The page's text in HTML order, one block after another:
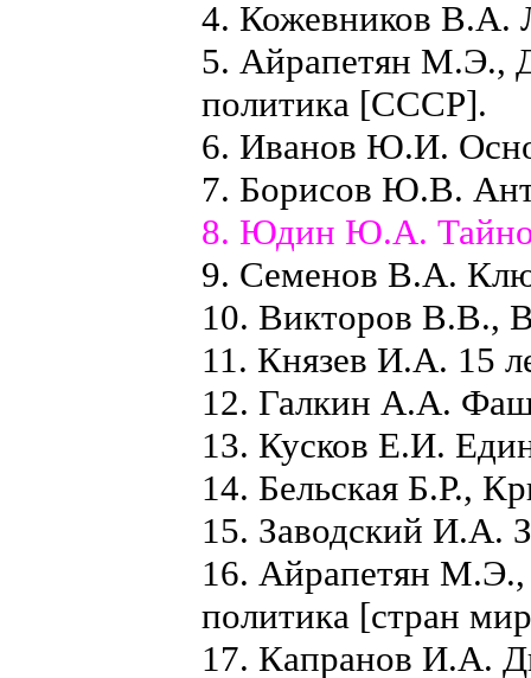
4. Кожевников В.А.
5. Айрапетян М.Э.,
политика [СССР].
6. Иванов Ю.И.
7. Борисов Ю.В.
8. Юдин Ю.А.
9. Семенов В.А.
10. Викторов В.В.,
11. Князев И.А. 15
12. Галкин А.А.
13. Кусков Е.И.
14. Бельская Б.Р.,
15. Заводский И.А.
16. Айрапетян
политика [стран
17. Капранов И.А.